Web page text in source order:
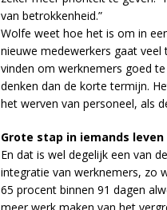
van betrokkenheid.”
Wolfe weet hoe het is om in
nieuwe medewerkers gaat
vinden om werknemers goed
denken dan de korte termijn.
het werven van personeel, als
Grote stap in iemands leven
En dat is wel degelijk een van
integratie van werknemers, zo
65 procent binnen 91 dagen